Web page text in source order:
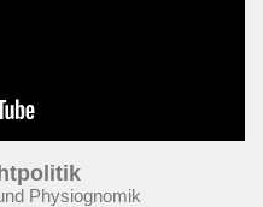
Physiognomik